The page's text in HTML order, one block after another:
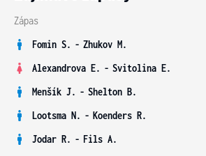
Zápas
Fomin S. - Zhukov M.
Alexandrova E. - Svitolina E.
Menšík J. - Shelton B.
Lootsma N. - Koenders R.
Jodar R. - Fils A.